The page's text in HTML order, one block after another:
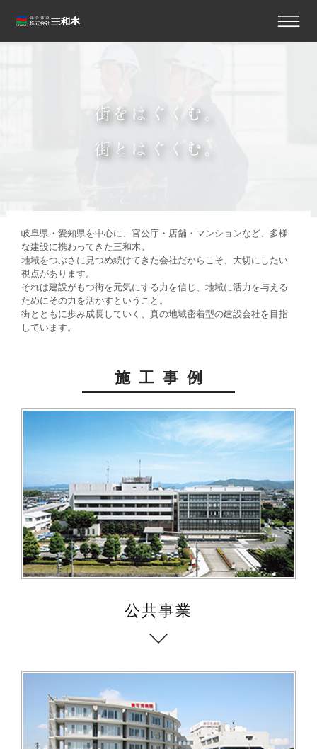
街をはぐくむ。
街とはぐくむ。
岐阜県・愛知県を中心に、官公庁・店舗・マンションなど、多様
な建設に携わってきた三和木。
地域をつぶさに見つめ続けてきた会社だからこそ、大切にしたい
視点があります。
それは建設がもつ街を元気にする力を信じ、地域に活力を与える
ためにその力を活かすということ。
街とともに歩み成長していく、真の地域密着型の建設会社を目指
しています。
施工事例
公共事業